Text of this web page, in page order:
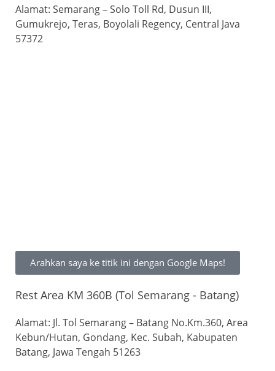
Alamat: Semarang – Solo Toll Rd, Dusun III,
Gumukrejo, Teras, Boyolali Regency, Central Java
57372
Arahkan saya ke titik ini dengan Google Maps!
Rest Area KM 360B (Tol Semarang - Batang)
Alamat: Jl. Tol Semarang – Batang No.Km.360, Area
Kebun/Hutan, Gondang, Kec. Subah, Kabupaten
Batang, Jawa Tengah 51263